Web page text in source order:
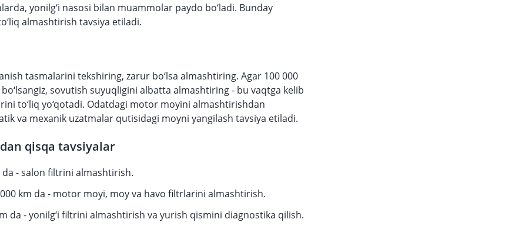
yonilg‘i nasosi bilan muammolar paydo bo‘ladi. Bunday
almashtirish tavsiya etiladi.
tasmalarini tekshiring, zarur bo‘lsa almashtiring. Agar 100 000
sovutish suyuqligini albatta almashtiring - bu vaqtga kelib
to‘liq yo‘qotadi. Odatdagi motor moyini almashtirishdan
va mexanik uzatmalar qutisidagi moyni yangilash tavsiya etiladi.
qisqa tavsiyalar
da - salon filtrini almashtirish.
000 km da - motor moyi, moy va havo filtrlarini almashtirish.
da - yonilg‘i filtrini almashtirish va yurish qismini diagnostika qilish.